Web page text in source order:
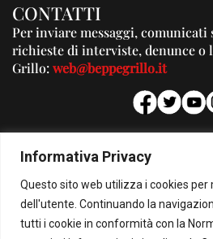
Informativa Privacy
Questo sito web utilizza i cookies
dell'utente. Continuando la
tutti i cookie in conformità con la
CONTATTI
Per inviare messaggi, comunicati
richieste di interviste, denunce o
Grillo:web@beppegrillo.it
Per la tua